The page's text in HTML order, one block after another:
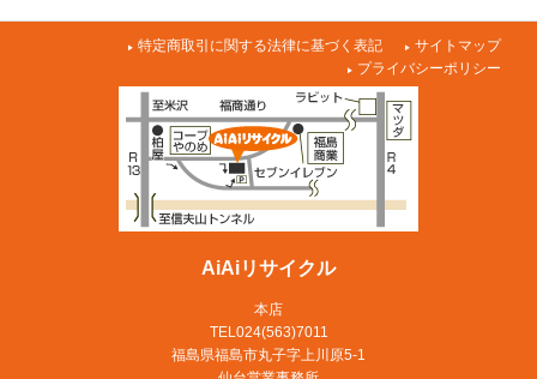
特定商取引に関する法律に基づく表記
サイトマップ
プライバシーポリシー
AiAiリサイクル
本店
TEL024(563)7011
福島県福島市丸子字上川原5-1